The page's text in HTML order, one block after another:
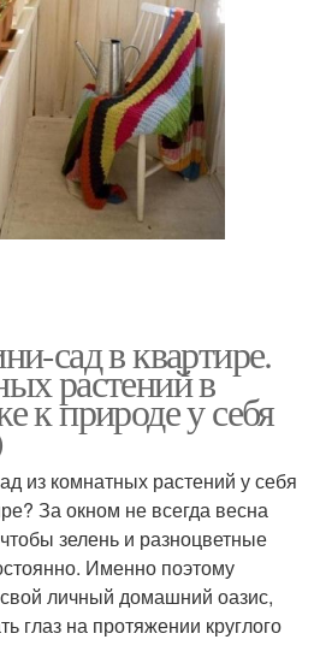
сад в квартире.
растений в
к природе у себя
из комнатных растений у себя
За окном не всегда весна
зелень и разноцветные
Именно поэтому
личный домашний оазис,
глаз на протяжении круглого